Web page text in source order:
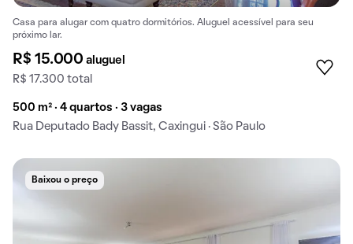
Casa para alugar com quatro dormitórios. Aluguel acessível para seu
próximo lar.
R$ 15.000aluguel
R$ 17.300 total
500 m² · 4 quartos · 3 vagas
Rua Deputado Bady Bassit, Caxingui · São Paulo
Baixou o preço